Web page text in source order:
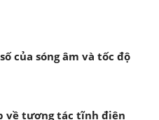
của sóng âm và tốc độ
về tương tác tĩnh điện